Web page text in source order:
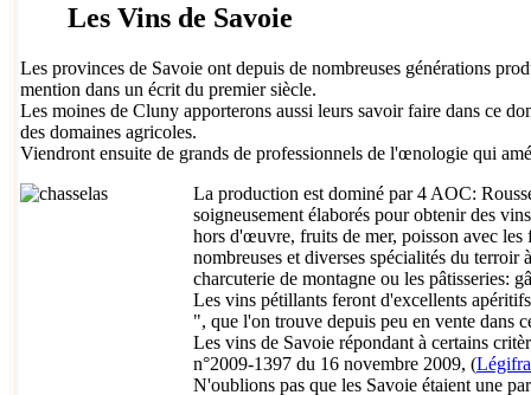
Les Vins de Savoie
Les provinces de Savoie ont depuis de nombreuses générations
mention dans un écrit du premier siècle.
Les moines de Cluny apporterons aussi leurs savoir faire dans ce
des domaines agricoles.
Viendront ensuite de grands de professionnels de l'œnologie qui
La production est dominé par 4 AOC:
soigneusement élaborés pour obtenir des
hors d'œuvre, fruits de mer, poisson avec les
nombreuses et diverses spécialités du
charcuterie de montagne ou les pâtisseries:
Les vins pétillants feront d'excellents
", que l'on trouve depuis peu en vente dans
Les vins de Savoie répondant à certains
n°2009-1397 du 16 novembre 2009, (
N'oublions pas que les Savoie étaient une